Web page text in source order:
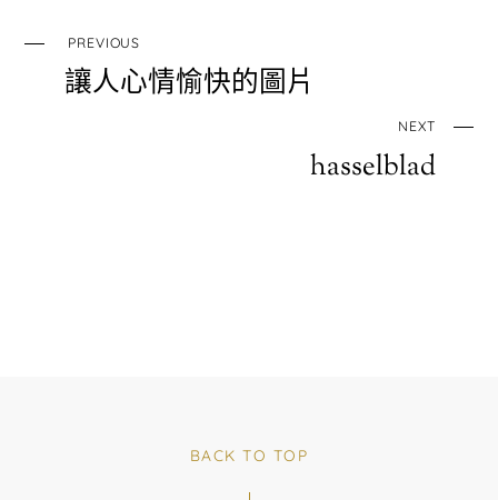
PREVIOUS
讓人心情愉快的圖片
NEXT
hasselblad
BACK TO TOP